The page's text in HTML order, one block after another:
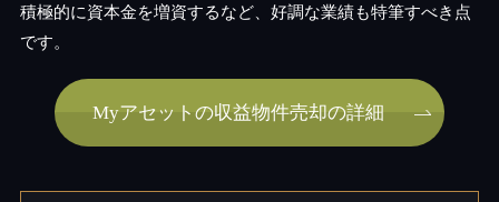
積極的に資本金を増資するなど、好調な業績も特筆すべき点
です。
Myアセットの収益物件売却の詳細